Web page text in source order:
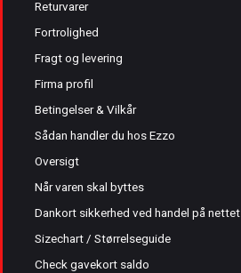
Returvarer
Fortrolighed
Fragt og levering
Firma profil
Betingelser & Vilkår
Sådan handler du hos Ezzo
Oversigt
Når varen skal byttes
Dankort sikkerhed ved handel på nettet
Sizechart / Størrelseguide
Check gavekort saldo